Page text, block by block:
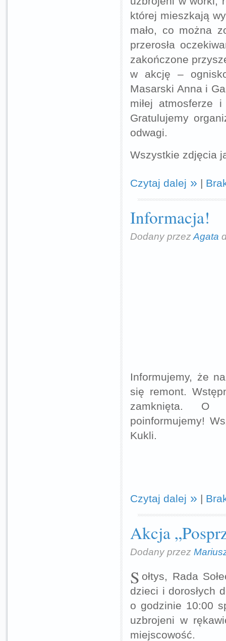
której mieszkają
mało, co można
przerosła
zakończone
w akcję –
Masarski Anna i
miłej atmosferze
Gratulujemy
odwagi.
Wszystkie zdjęcia
Czytaj dalej |
Informacja!
Dodany przez Agata
Informujemy, że
się remont.
zamknięta. O
poinformujemy!
Kukli.
Czytaj dalej |
Akcja
Dodany przez
S ołtys, Rada
dzieci i dorosłych
o godzinie 10:00
uzbrojeni w
miejscowość.